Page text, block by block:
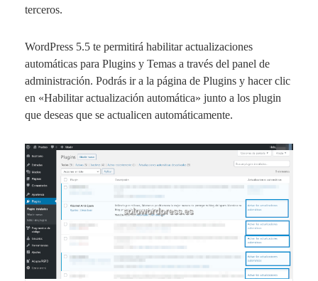
terceros.
WordPress 5.5 te permitirá habilitar actualizaciones
automáticas para Plugins y Temas a través del panel de
administración. Podrás ir a la página de Plugins y hacer clic
en «Habilitar actualización automática» junto a los plugin
que deseas que se actualicen automáticamente.